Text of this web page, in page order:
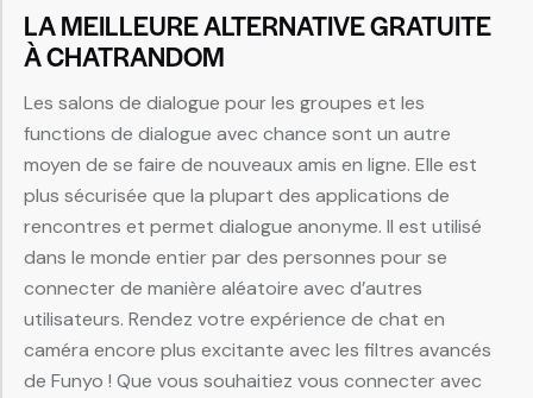
LA MEILLEURE ALTERNATIVE GRATUITE
À CHATRANDOM
Les salons de dialogue pour les groupes et les
functions de dialogue avec chance sont un autre
moyen de se faire de nouveaux amis en ligne. Elle est
plus sécurisée que la plupart des applications de
rencontres et permet dialogue anonyme. Il est utilisé
dans le monde entier par des personnes pour se
connecter de manière aléatoire avec d’autres
utilisateurs. Rendez votre expérience de chat en
caméra encore plus excitante avec les filtres avancés
de Funyo ! Que vous souhaitiez vous connecter avec